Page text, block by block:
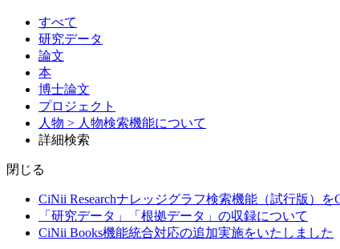
すべて
研究データ
論文
本
博士論文
プロジェクト
人物 > 人物検索機能について
詳細検索
閉じる
CiNii Researchナレッジグラフ検索機能（試行版）
「研究データ」「根拠データ」の収録について
CiNii Books機能統合対応の追加実施をいたしました